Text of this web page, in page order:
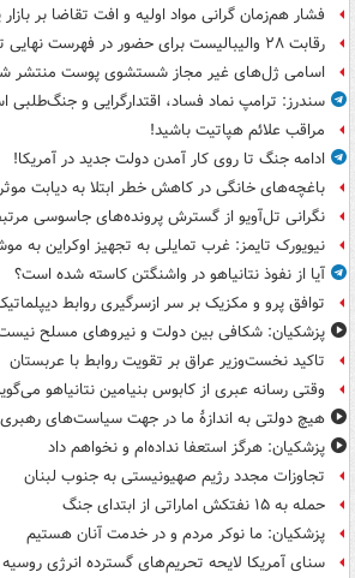
فشار هم‌زمان گرانی مواد اولیه و افت تقاضا بر
رقابت ۲۸ والیبالیست برای حضور در فهرست نهایی تیم ملی
اسامی ژل‌های غیر مجاز شستشوی پوست منتشر
سندرز: ترامپ نماد فساد، اقتدارگرایی و جنگ‌طلبی
مراقب علائم هپاتیت باشید!
ادامه جنگ تا روی کار آمدن دولت جدید در آمریکا!
باغچه‌های خانگی در کاهش خطر ابتلا به دیابت
نگرانی تل‌آویو از گسترش پرونده‌های جاسوسی
نیویورک تایمز: غرب تمایلی به تجهیز اوکراین به
آیا از نفوذ نتانیاهو در واشنگتن کاسته شده است؟
توافق پرو و مکزیک بر سر ازسرگیری روابط
پزشکیان: شکافی بین دولت و نیروهای مسلح
تاکید نخست‌وزیر عراق بر تقویت روابط با عربستان
وقتی رسانه عبری از کابوس بنیامین نتانیاهو
هیچ دولتی به اندازۀ ما در جهت سیاست‌های
پزشکیان: هرگز استعفا نداده‌ام و نخواهم داد
تجاوزات مجدد رژیم صهیونیستی به جنوب لبنان
حمله به ۱۵ نفتکش‌ اماراتی از ابتدای جنگ
پزشکیان: ما نوکر مردم و در خدمت آنان هستیم
سنای آمریکا لایحه تحریم‌های گسترده انرژی